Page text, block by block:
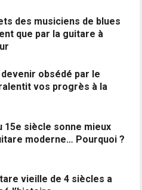
des musiciens de blues
que par la guitare à
obsédé par le
vos progrès à la
15e siècle sonne mieux
moderne… Pourquoi ?
vieille de 4 siècles a